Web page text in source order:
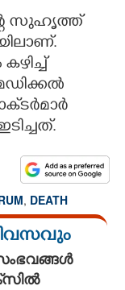
സുഹൃത്ത്
, DEATH